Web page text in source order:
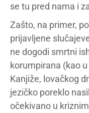
se tu pred nama i
Zašto, na primer,
prijavljene
ne dogodi smrtni
korumpirana (kao
Kanjiže, lovačkog
jezičko poreklo
očekivano u